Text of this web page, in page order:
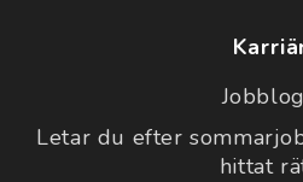
Letar du efter
hittat